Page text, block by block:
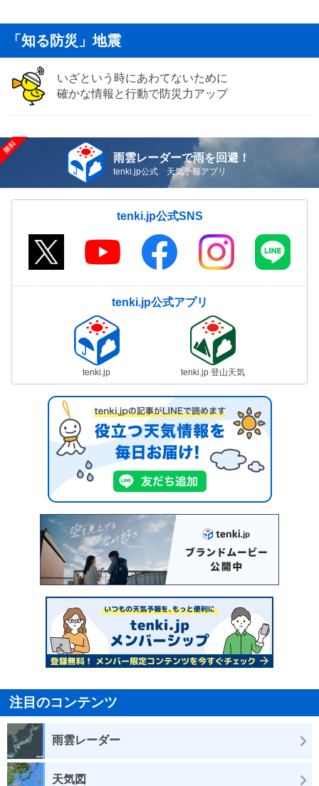
「知る防災」地震
いざという時にあわてないために
確かな情報と行動で防災力アップ
雨雲レーダーで雨を回避！
tenki.jp公式 天気予報アプリ
tenki.jp公式SNS
tenki.jp公式アプリ
tenki.jp tenki.jp 登山天気
注目のコンテンツ
雨雲レーダー
天気図